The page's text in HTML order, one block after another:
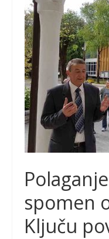
spomen
Ključu